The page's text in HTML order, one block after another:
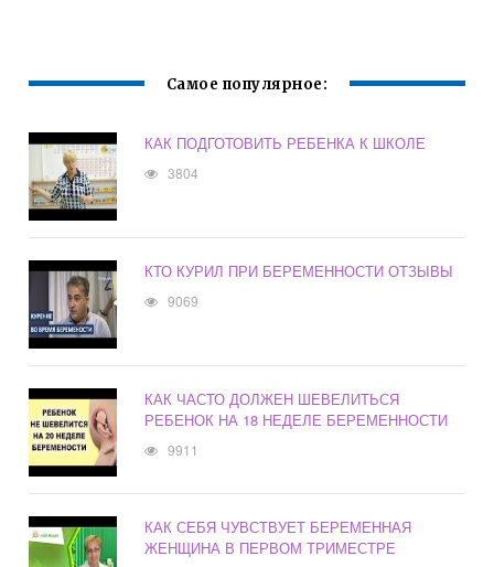
Самое популярное:
КАК ПОДГОТОВИТЬ РЕБЕНКА К ШКОЛЕ
3804
КТО КУРИЛ ПРИ БЕРЕМЕННОСТИ ОТЗЫВЫ
9069
КАК ЧАСТО ДОЛЖЕН ШЕВЕЛИТЬСЯ
РЕБЕНОК НА 18 НЕДЕЛЕ БЕРЕМЕННОСТИ
9911
КАК СЕБЯ ЧУВСТВУЕТ БЕРЕМЕННАЯ
ЖЕНЩИНА В ПЕРВОМ ТРИМЕСТРЕ